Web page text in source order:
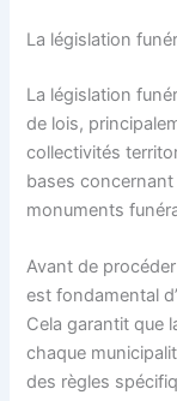
La législation
La législation
de lois,
collectivités
bases
monuments
Avant de
est fondamental
Cela garantit que
chaque
des règles